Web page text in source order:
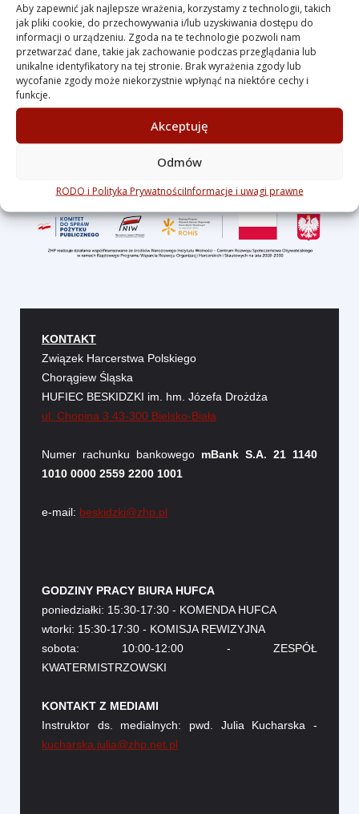
Aby zapewnić jak najlepsze wrażenia, korzystamy z technologii, takich
jak pliki cookie, do przechowywania i/lub uzyskiwania dostępu do
informacji o urządzeniu. Zgoda na te technologie pozwoli nam
przetwarzać dane, takie jak zachowanie podczas przeglądania lub
unikalne identyfikatory na tej stronie. Brak wyrażenia zgody lub
wycofanie zgody może niekorzystnie wpłynąć na niektóre cechy i
funkcje.
Akceptuję
Odmów
RODO i Polityka PrywatnościInformacje i uwagi prawne
Warsztaty przybocznych zuchowych
Informacja – dyżur 6.04.2026
KONTAKT
Związek Harcerstwa Polskiego
Chorągiew Śląska
HUFIEC BESKIDZKI im. hm. Józefa Drożdża
ul. Chopina 3 43-300 Bielsko-Biała
Numer rachunku bankowego mBank S.A. 21 1140
1010 0000 2559 2200 1001
e-mail: beskidzki@zhp.pl
GODZINY PRACY BIURA HUFCA
poniedziałki: 15:30-17:30 - KOMENDA HUFCA
wtorki: 15:30-17:30 - KOMISJA REWIZYJNA
sobota: 10:00-12:00 - ZESPÓŁ
KWATERMISTRZOWSKI
KONTAKT Z MEDIAMI
Instruktor ds. medialnych: pwd. Julia Kucharska -
kucharska.julia@zhp.net.pl